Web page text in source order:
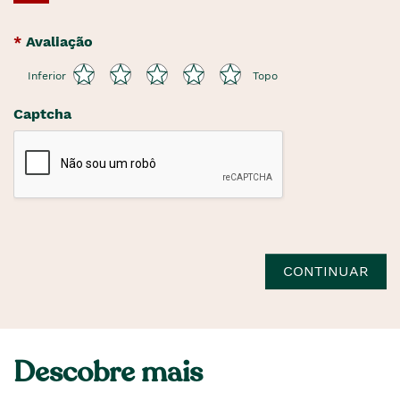
Avaliação
Inferior Topo
Captcha
CONTINUAR
Descobre mais